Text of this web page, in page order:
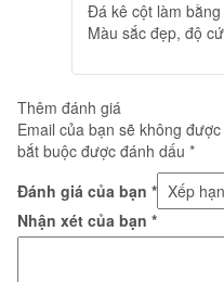
Đá kê cột làm
Màu sắc đẹp, độ
Thêm đánh giá
Email của bạn sẽ không
bắt buộc được đánh dấu *
Đánh giá của bạn *
Nhận xét của bạn *